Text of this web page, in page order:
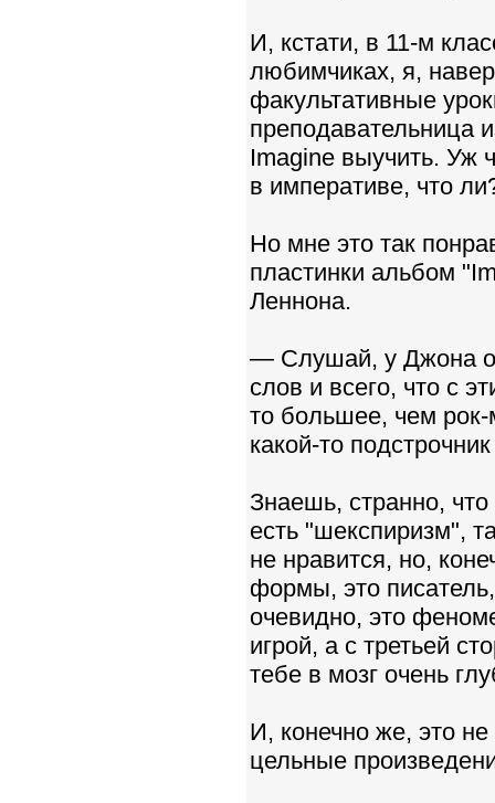
И, кстати, в 11-м
любимчиках, я,
факультативные
преподавательница
Imagine выучить. Уж
в императиве, что
Но мне это так
пластинки альбом
Леннона.
— Слушай, у Джона
слов и всего, что с
то большее, чем рок-
какой-то
Знаешь, странно,
есть "шекспиризм",
не нравится, но,
формы, это
очевидно, это
игрой, а с третьей
тебе в мозг очень
И, конечно же, это
цельные